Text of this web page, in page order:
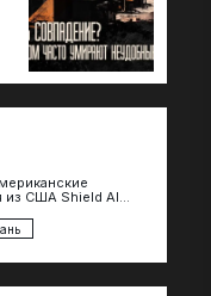
из США Shield AI